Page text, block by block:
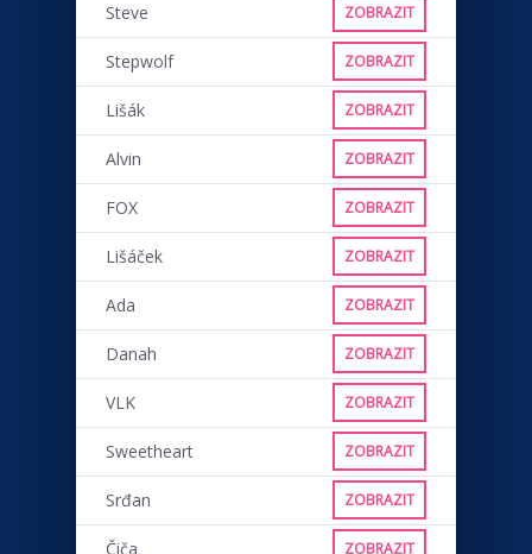
Steve ZOBRAZIT
Stepwolf ZOBRAZIT
Lišák ZOBRAZIT
Alvin ZOBRAZIT
FOX ZOBRAZIT
Lišáček ZOBRAZIT
Ada ZOBRAZIT
Danah ZOBRAZIT
VLK ZOBRAZIT
Sweetheart ZOBRAZIT
Srđan ZOBRAZIT
Čiča ZOBRAZIT